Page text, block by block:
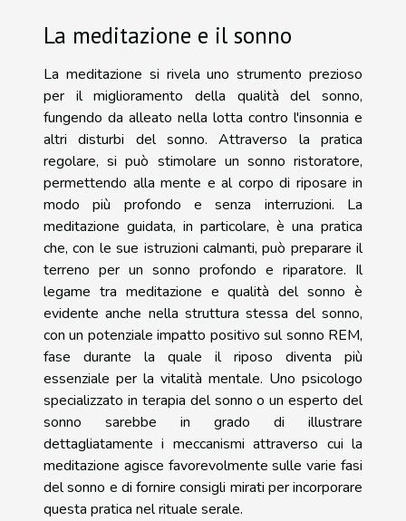
La meditazione e il sonno
La meditazione si rivela uno strumento prezioso
per il miglioramento della qualità del sonno,
fungendo da alleato nella lotta contro l'insonnia e
altri disturbi del sonno. Attraverso la pratica
regolare, si può stimolare un sonno ristoratore,
permettendo alla mente e al corpo di riposare in
modo più profondo e senza interruzioni. La
meditazione guidata, in particolare, è una pratica
che, con le sue istruzioni calmanti, può preparare il
terreno per un sonno profondo e riparatore. Il
legame tra meditazione e qualità del sonno è
evidente anche nella struttura stessa del sonno,
con un potenziale impatto positivo sul sonno REM,
fase durante la quale il riposo diventa più
essenziale per la vitalità mentale. Uno psicologo
specializzato in terapia del sonno o un esperto del
sonno sarebbe in grado di illustrare
dettagliatamente i meccanismi attraverso cui la
meditazione agisce favorevolmente sulle varie fasi
del sonno e di fornire consigli mirati per incorporare
questa pratica nel rituale serale.